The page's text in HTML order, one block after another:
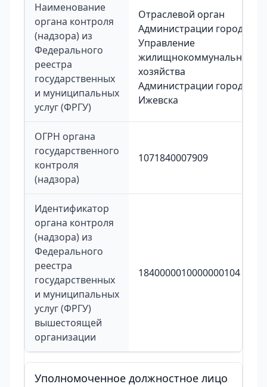
Наименование
органа контроля
(надзора) из
Федерального
реестра
государственных
и муниципальных
услуг (ФРГУ)
Отраслевой орган
Администрации города
Управление
жилищнокоммунального
хозяйства
Администрации города
Ижевска
ОГРН органа
государственного
контроля
(надзора)
1071840007909
Идентификатор
органа контроля
(надзора) из
Федерального
реестра
государственных
и муниципальных
услуг (ФРГУ)
вышестоящей
организации
1840000010000000104
Уполномоченное должностное лицо